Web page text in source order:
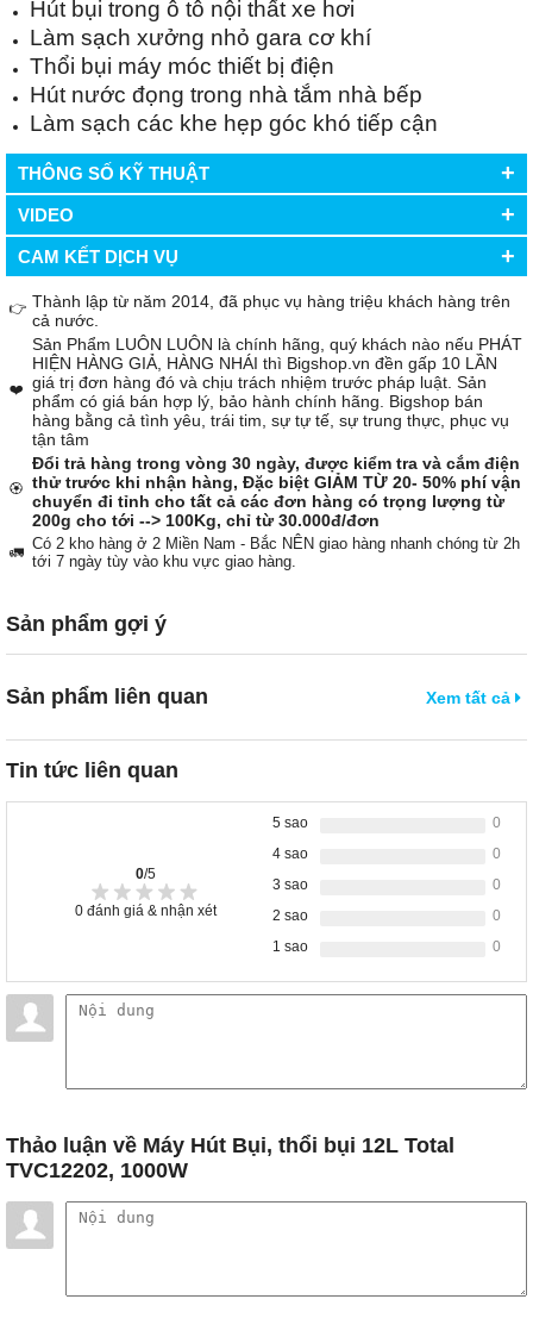
Hút bụi trong ô tô nội thất xe hơi
Làm sạch xưởng nhỏ gara cơ khí
Thổi bụi máy móc thiết bị điện
Hút nước đọng trong nhà tắm nhà bếp
Làm sạch các khe hẹp góc khó tiếp cận
THÔNG SỐ KỸ THUẬT +
VIDEO +
CAM KẾT DỊCH VỤ +
👉 Thành lập từ năm 2014, đã phục vụ hàng triệu khách hàng trên
cả nước.
❤️
Sản Phẩm LUÔN LUÔN là chính hãng, quý khách nào nếu PHÁT
HIỆN HÀNG GIẢ, HÀNG NHÁI thì Bigshop.vn đền gấp 10 LẦN
giá trị đơn hàng đó và chịu trách nhiệm trước pháp luật. Sản
phẩm có giá bán hợp lý, bảo hành chính hãng. Bigshop bán
hàng bằng cả tình yêu, trái tim, sự tự tế, sự trung thực, phục vụ
tận tâm
🏵️
Đổi trả hàng trong vòng 30 ngày, được kiểm tra và cắm điện
thử trước khi nhận hàng, Đặc biệt GIẢM TỪ 20- 50% phí vận
chuyển đi tỉnh cho tất cả các đơn hàng có trọng lượng từ
200g cho tới --> 100Kg, chỉ từ 30.000đ/đơn
🚛 Có 2 kho hàng ở 2 Miền Nam - Bắc NÊN giao hàng nhanh chóng từ 2h
tới 7 ngày tùy vào khu vực giao hàng.
Sản phẩm gợi ý
Sản phẩm liên quan Xem tất cả
Tin tức liên quan
0/5
0 đánh giá & nhận xét
5 sao
0
4 sao
0
3 sao
0
2 sao
0
1 sao
0
Thảo luận về Máy Hút Bụi, thổi bụi 12L Total
TVC12202, 1000W